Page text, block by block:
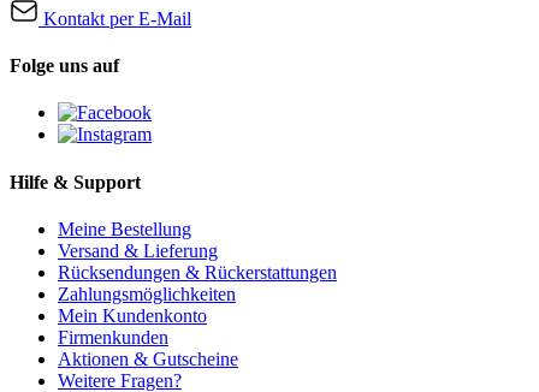
Kontakt per E-Mail
Folge uns auf
Hilfe & Support
Meine Bestellung
Versand & Lieferung
Rücksendungen & Rückerstattungen
Zahlungsmöglichkeiten
Mein Kundenkonto
Firmenkunden
Aktionen & Gutscheine
Weitere Fragen?